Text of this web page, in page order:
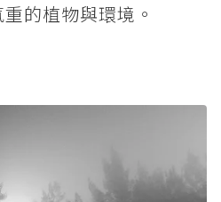
的植物與環境。